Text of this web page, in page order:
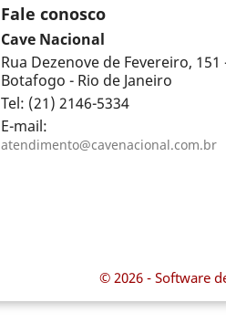
Fale conosco
Cave Nacional
Rua Dezenove de Fevereiro, 151
Botafogo - Rio de Janeiro
Tel: (21) 2146-5334
E-mail:
atendimento@cavenacional.com.br
© 2026 - Software